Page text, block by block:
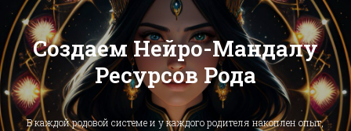
Создаем Нейро-Мандалу
Ресурсов Рода
В каждой родовой системе и у каждого родителя накоплен опыт,